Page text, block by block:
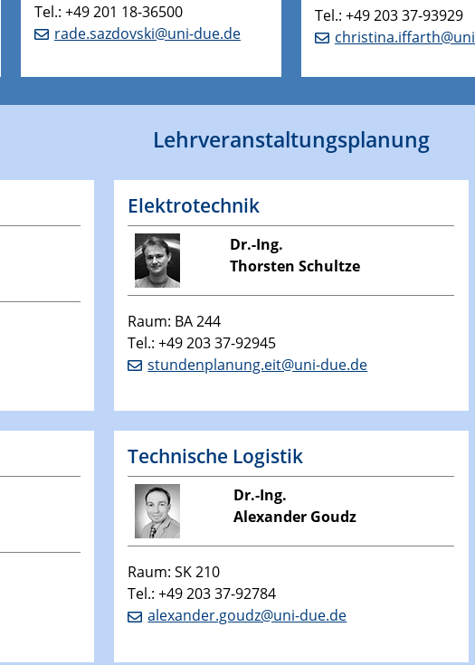
Tel.: +49 201 18-36500
rade.sazdovski@uni-due.de
Tel.: +49 203 37-93929
Lehrveranstaltungsplanung
Elektrotechnik
Dr.-Ing.
Thorsten Schultze
Raum: BA 244
Tel.: +49 203 37-92945
stundenplanung.eit@uni-due.de
Technische Logistik
Dr.-Ing.
Alexander Goudz
Raum: SK 210
Tel.: +49 203 37-92784
alexander.goudz@uni-due.de